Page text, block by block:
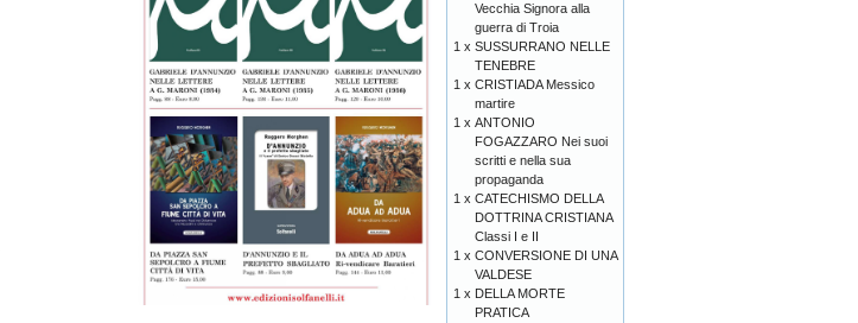
Vecchia Signora alla
guerra di Troia
1 x SUSSURRANO NELLE
TENEBRE
1 x CRISTIADA Messico
martire
1 x ANTONIO
FOGAZZARO Nei suoi
scritti e nella sua
propaganda
1 x CATECHISMO DELLA
DOTTRINA CRISTIANA
Classi I e II
1 x CONVERSIONE DI UNA
VALDESE
1 x DELLA MORTE
PRATICA